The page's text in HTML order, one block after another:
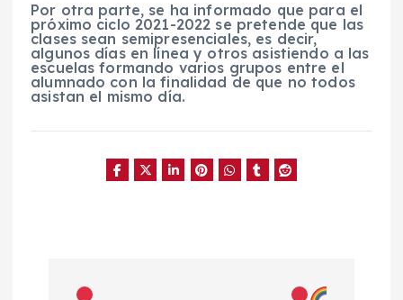
Por otra parte, se ha informado que para el
próximo ciclo 2021-2022 se pretende que las
clases sean semipresenciales, es decir,
algunos días en línea y otros asistiendo a las
escuelas formando varios grupos entre el
alumnado con la finalidad de que no todos
asistan el mismo día.